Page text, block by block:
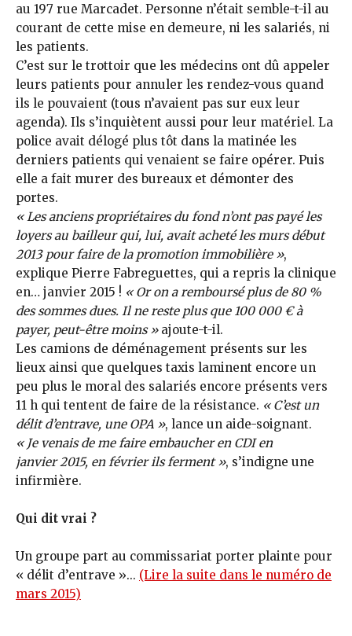
au 197 rue Marcadet. Personne n’était semble-t-il au
courant de cette mise en demeure, ni les salariés, ni
les patients.
C’est sur le trottoir que les médecins ont dû appeler
leurs patients pour annuler les rendez-vous quand
ils le pouvaient (tous n’avaient pas sur eux leur
agenda). Ils s’inquiètent aussi pour leur matériel. La
police avait délogé plus tôt dans la matinée les
derniers patients qui venaient se faire opérer. Puis
elle a fait murer des bureaux et démonter des
portes.
« Les anciens propriétaires du fond n’ont pas payé les
loyers au bailleur qui, lui, avait acheté les murs début
2013 pour faire de la promotion immobilière »,
explique Pierre Fabre­guettes, qui a repris la clinique
en… janvier 2015 ! « Or on a remboursé plus de 80 %
des sommes dues. Il ne reste plus que 100 000 € à
payer, peut-être moins » ajoute-t-il.
Les camions de déménagement présents sur les
lieux ainsi que quelques taxis laminent encore un
peu plus le moral des salariés encore présents vers
11 h qui tentent de faire de la résistance. « C’est un
délit d’entrave, une OPA », lance un aide-soignant.
« Je venais de me faire embaucher en CDI en
janvier 2015, en février ils ferment », s’indigne une
infirmière.
Qui dit vrai ?
Un groupe part au commissariat porter plainte pour
« délit d’entrave »... (Lire la suite dans le numéro de
mars 2015)